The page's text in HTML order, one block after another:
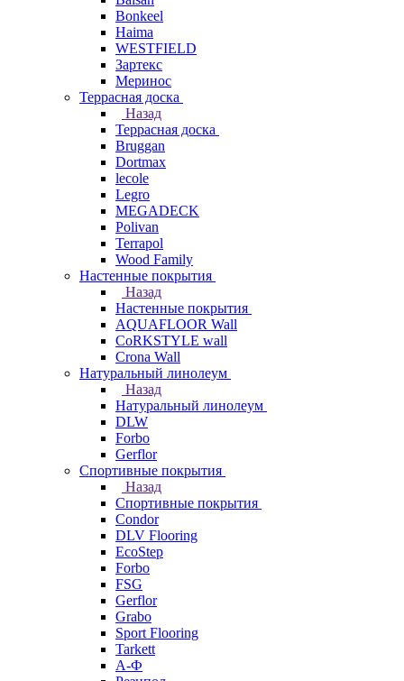
Bonkeel
Haima
WESTFIELD
Зартекс
Меринос
Террасная доска
Назад
Террасная доска
Bruggan
Dortmax
lecole
Legro
MEGADECK
Polivan
Terrapol
Wood Family
Настенные покрытия
Назад
Настенные покрытия
AQUAFLOOR Wall
CoRKSTYLE wall
Crona Wall
Натуральный линолеум
Назад
Натуральный линолеум
DLW
Forbo
Gerflor
Спортивные покрытия
Назад
Спортивные покрытия
Condor
DLV Flooring
EcoStep
Forbo
FSG
Gerflor
Grabo
Sport Flooring
Tarkett
А-Ф